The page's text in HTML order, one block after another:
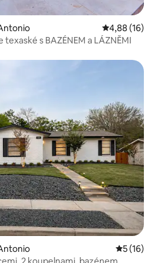
Průměrné
4,88 (16)
s BAZÉNEM a LÁZNĚMI
u hostů
Průměrné
5 (16)